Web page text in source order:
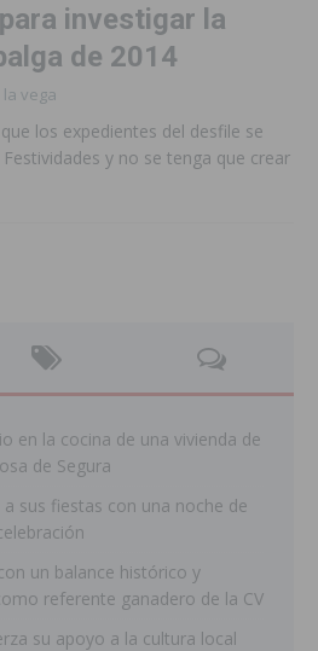
investigar la
de 2014
vega
los expedientes del desfile se
y no se tenga que crear
en la cocina de una vivienda de
de Segura
sus fiestas con una noche de
un balance histórico y
referente ganadero de la CV
su apoyo a la cultura local